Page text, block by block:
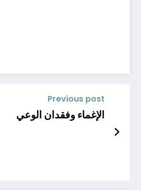
Previous post
الإغماء وفقدان الوعي